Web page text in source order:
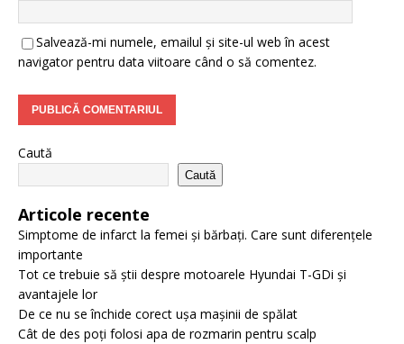
Salvează-mi numele, emailul și site-ul web în acest
navigator pentru data viitoare când o să comentez.
Caută
Caută
Articole recente
Simptome de infarct la femei și bărbați. Care sunt diferențele
importante
Tot ce trebuie să știi despre motoarele Hyundai T-GDi și
avantajele lor
De ce nu se închide corect ușa mașinii de spălat
Cât de des poți folosi apa de rozmarin pentru scalp